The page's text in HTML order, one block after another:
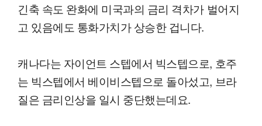
긴축 속도 완화에 미국과의 금리 격차가 벌어지
고 있음에도 통화가치가 상승한 겁니다.
캐나다는 자이언트 스텝에서 빅스텝으로, 호주
는 빅스텝에서 베이비스텝으로 돌아섰고, 브라
질은 금리인상을 일시 중단했는데요.